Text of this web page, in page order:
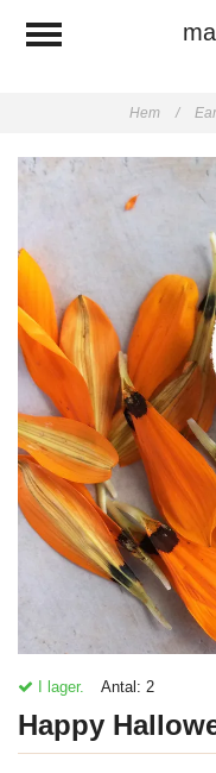
Hem /
I lager. Antal: 2
Happy